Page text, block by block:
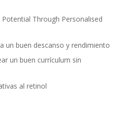
Through Personalised
un buen descanso y rendimiento
un buen currículum sin
al retinol